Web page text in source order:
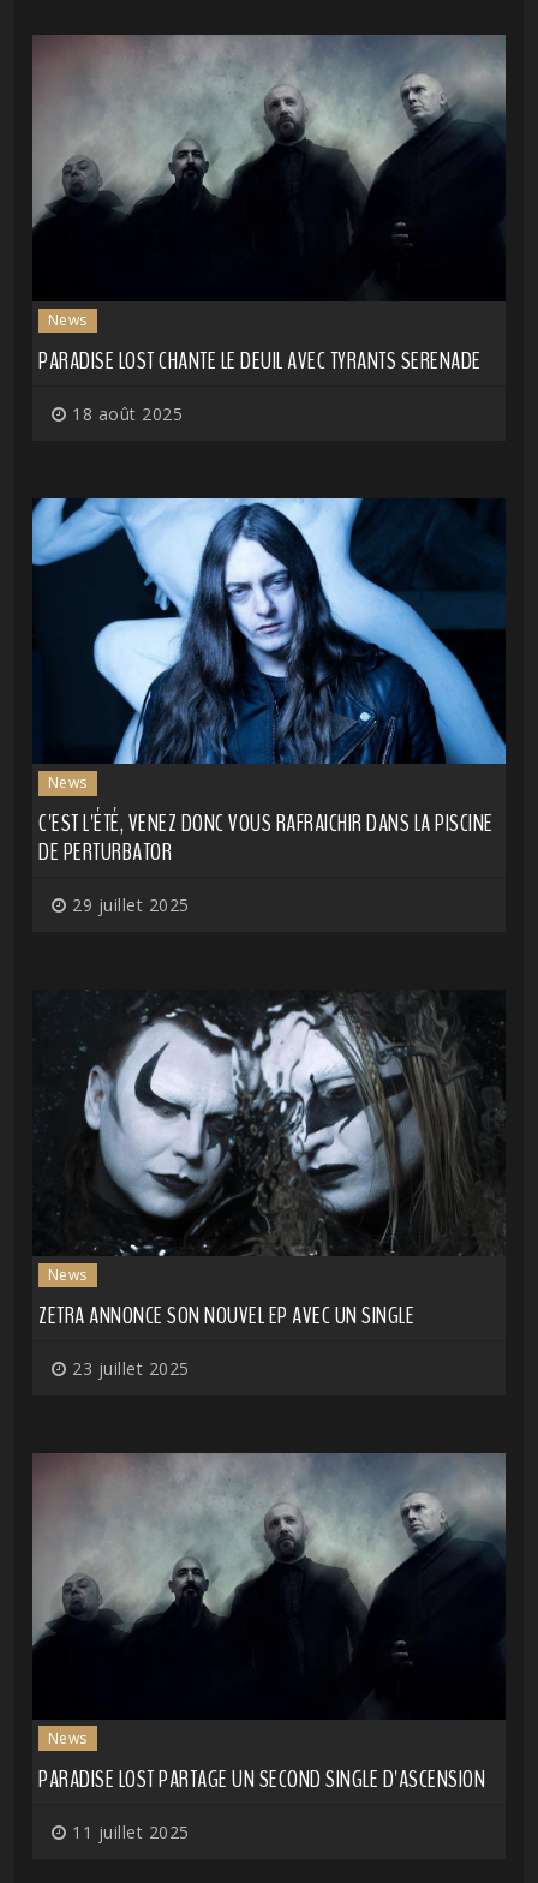
News
PARADISE LOST CHANTE LE DEUIL AVEC TYRANTS SERENADE
18 août 2025
News
C'EST L'ÉTÉ, VENEZ DONC VOUS RAFRAICHIR DANS LA PISCINE
DE PERTURBATOR
29 juillet 2025
News
ZETRA ANNONCE SON NOUVEL EP AVEC UN SINGLE
23 juillet 2025
News
PARADISE LOST PARTAGE UN SECOND SINGLE D'ASCENSION
11 juillet 2025